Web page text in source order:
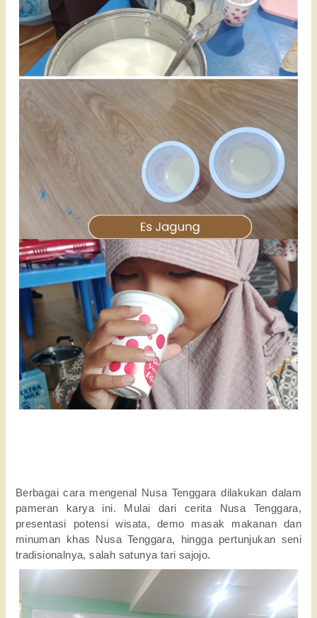
Berbagai cara mengenal Nusa Tenggara dilakukan dalam
pameran karya ini. Mulai dari cerita Nusa Tenggara,
presentasi potensi wisata, demo masak makanan dan
minuman khas Nusa Tenggara, hingga pertunjukan seni
tradisionalnya, salah satunya tari sajojo.